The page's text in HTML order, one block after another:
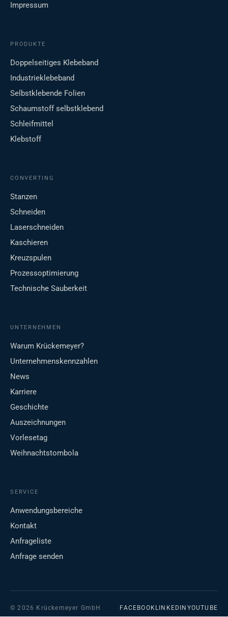
Impressum
PRODUKTE
Doppelseitiges Klebeband
Industrieklebeband
Selbstklebende Folien
Schaumstoff selbstklebend
Schleifmittel
Klebstoff
CONVERTING
Stanzen
Schneiden
Laserschneiden
Kaschieren
Kreuzspulen
Prozessoptimierung
Technische Sauberkeit
UNTERNEHMEN
Warum Krückemeyer?
Unternehmenskennzahlen
News
Karriere
Geschichte
Auszeichnungen
Vorlesetag
Weihnachtstombola
SERVICE
Anwendungsbereiche
Kontakt
Anfrageliste
Anfrage senden
© 2026 Krückemeyer GmbH FACEBOOK LINKEDIN YOUTUBE